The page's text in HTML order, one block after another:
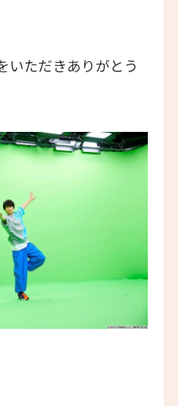
いただきありがとう